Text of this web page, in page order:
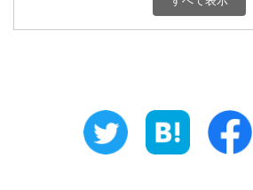
800円 三重県